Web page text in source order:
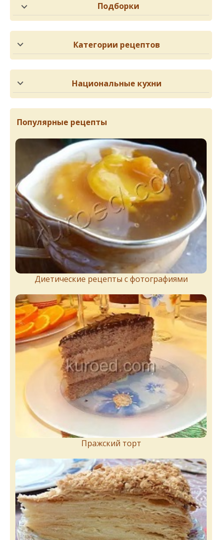
Подборки
Категории рецептов
Национальные кухни
Популярные рецепты
Диетические рецепты с фотографиями
Пражский торт